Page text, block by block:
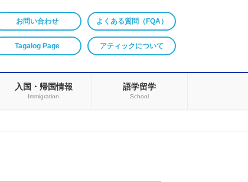
お問い合わせ よくある質問（FQA）
Tagalog Page アティックについて
入国・帰国情報
Immigration
語学留学
School